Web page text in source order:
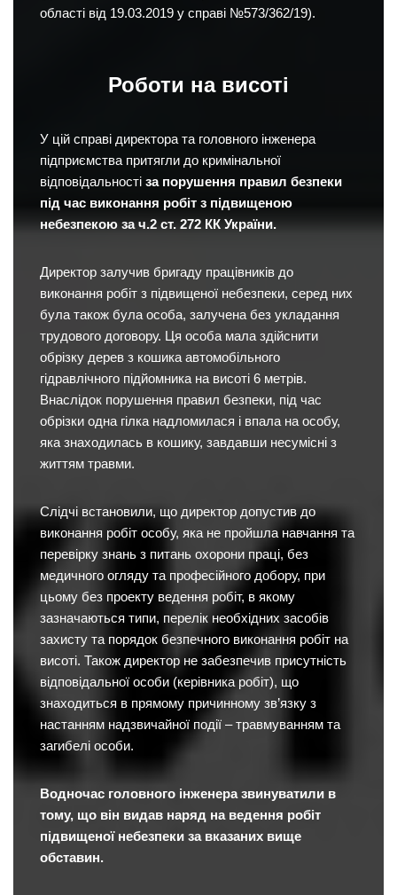
області від 19.03.2019 у справі №573/362/19).
Роботи на висоті
У цій справі директора та головного інженера
підприємства притягли до кримінальної
відповідальності за порушення правил безпеки
під час виконання робіт з підвищеною
небезпекою за ч.2 ст. 272 КК України.
Директор залучив бригаду працівників до
виконання робіт з підвищеної небезпеки, серед них
була також була особа, залучена без укладання
трудового договору. Ця особа мала здійснити
обрізку дерев з кошика автомобільного
гідравлічного підйомника на висоті 6 метрів.
Внаслідок порушення правил безпеки, під час
обрізки одна гілка надломилася і впала на особу,
яка знаходилась в кошику, завдавши несумісні з
життям травми.
Слідчі встановили, що директор допустив до
виконання робіт особу, яка не пройшла навчання та
перевірку знань з питань охорони праці, без
медичного огляду та професійного добору, при
цьому без проекту ведення робіт, в якому
зазначаються типи, перелік необхідних засобів
захисту та порядок безпечного виконання робіт на
висоті. Також директор не забезпечив присутність
відповідальної особи (керівника робіт), що
знаходиться в прямому причинному зв’язку з
настанням надзвичайної події – травмуванням та
загибелі особи.
Водночас головного інженера звинуватили в
тому, що він видав наряд на ведення робіт
підвищеної небезпеки за вказаних вище
обставин.